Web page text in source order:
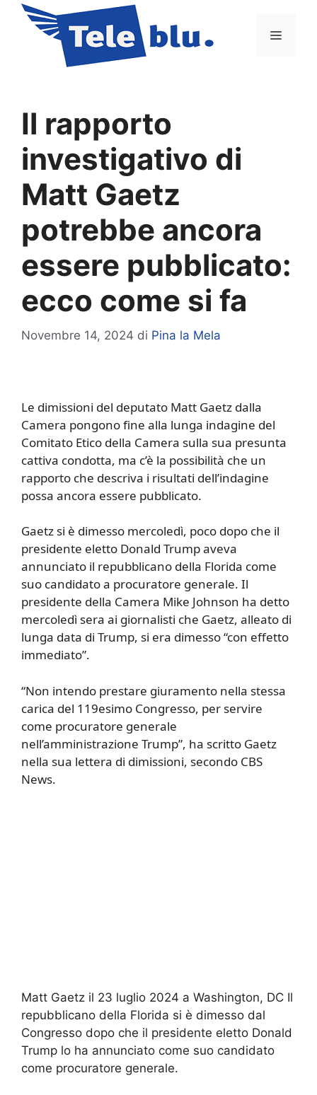
contenuto
Menu
Il rapporto
investigativo di
Matt Gaetz
potrebbe ancora
essere pubblicato:
ecco come si fa
Novembre 14, 2024 di Pina la Mela
Le dimissioni del deputato Matt Gaetz dalla
Camera pongono fine alla lunga indagine del
Comitato Etico della Camera sulla sua presunta
cattiva condotta, ma c’è la possibilità che un
rapporto che descriva i risultati dell’indagine
possa ancora essere pubblicato.
Gaetz si è dimesso mercoledì, poco dopo che il
presidente eletto Donald Trump aveva
annunciato il repubblicano della Florida come
suo candidato a procuratore generale. Il
presidente della Camera Mike Johnson ha detto
mercoledì sera ai giornalisti che Gaetz, alleato di
lunga data di Trump, si era dimesso “con effetto
immediato”.
“Non intendo prestare giuramento nella stessa
carica del 119esimo Congresso, per servire
come procuratore generale
nell’amministrazione Trump”, ha scritto Gaetz
nella sua lettera di dimissioni, secondo CBS
News.
Matt Gaetz il 23 luglio 2024 a Washington, DC Il
repubblicano della Florida si è dimesso dal
Congresso dopo che il presidente eletto Donald
Trump lo ha annunciato come suo candidato
come procuratore generale.